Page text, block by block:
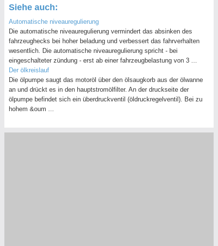
Siehe auch:
Automatische niveauregulierung
Die automatische niveauregulierung vermindert das absinken des
fahrzeughecks bei hoher beladung und verbessert das fahrverhalten
wesentlich. Die automatische niveauregulierung spricht - bei
eingeschalteter zündung - erst ab einer fahrzeugbelastung von 3 ...
Der ölkreislauf
Die ölpumpe saugt das motoröl über den ölsaugkorb aus der ölwanne
an und drückt es in den hauptstromölfilter. An der druckseite der
ölpumpe befindet sich ein überdruckventil (öldruckregelventil). Bei zu
hohem &oum ...